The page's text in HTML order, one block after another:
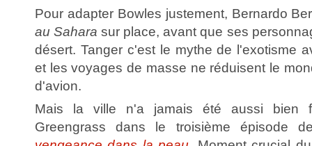
Pour adapter Bowles justement, Bernardo
au Sahara sur place, avant que ses
désert. Tanger c'est le mythe de l'exotisme
et les voyages de masse ne réduisent le
d'avion.
Mais la ville n'a jamais été aussi bien
Greengrass dans le troisième épisode